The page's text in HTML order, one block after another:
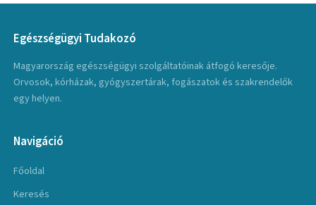
Egészségügyi Tudakozó
Magyarország egészségügyi szolgáltatóinak átfogó keresője.
Orvosok, kórházak, gyógyszertárak, fogászatok és szakrendelők
egy helyen.
Navigáció
Főoldal
Keresés